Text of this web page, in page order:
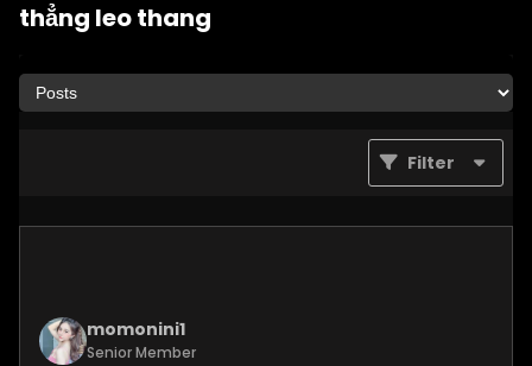
thẳng leo thang
Filter
momonini1
Senior Member